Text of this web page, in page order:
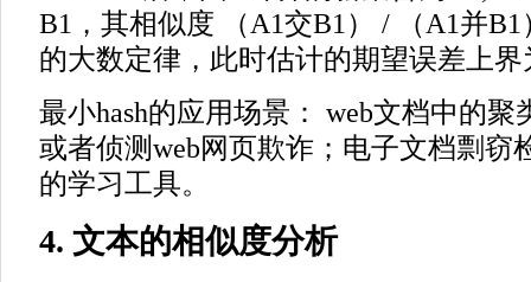
B1，其相似度 （A1交B1） / （A1并
的大数定律，此时估计的期望误差上界
最小hash的应用场景： web文档中的
或者侦测web网页欺诈；电子文档剽窃
的学习工具。
4. 文本的相似度分析